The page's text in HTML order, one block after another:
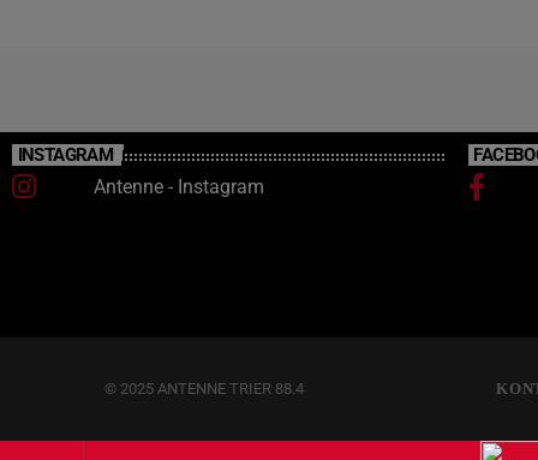
INSTAGRAM
Antenne - Instagram
© 2025 ANTENNE TRIER 88.4